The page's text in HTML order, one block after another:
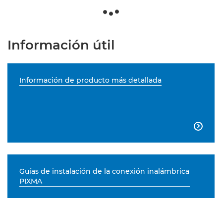
Información útil
Información de producto más detallada

Guías de instalación de la conexión inalámbrica
PIXMA